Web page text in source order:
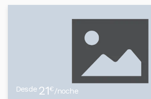
Desde 21€/noche